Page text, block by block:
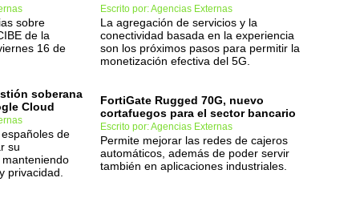
sobre
de la
16 de
Escrito por: Agencias Externas
La agregación de servicios y la
conectividad basada en la experiencia
son los próximos pasos para permitir la
monetización efectiva del 5G.
soberana
Cloud
de
su
privacidad.
FortiGate Rugged 70G, nuevo
cortafuegos para el sector bancario
Escrito por: Agencias Externas
Permite mejorar las redes de cajeros
automáticos, además de poder servir
también en aplicaciones industriales.